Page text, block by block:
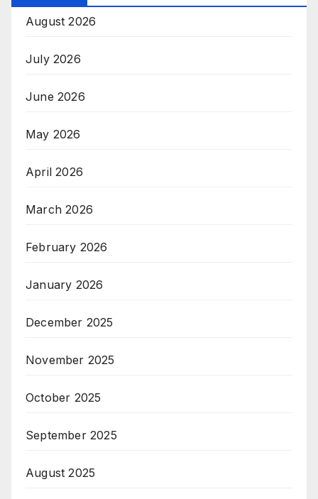
August 2026
July 2026
June 2026
May 2026
April 2026
March 2026
February 2026
January 2026
December 2025
November 2025
October 2025
September 2025
August 2025